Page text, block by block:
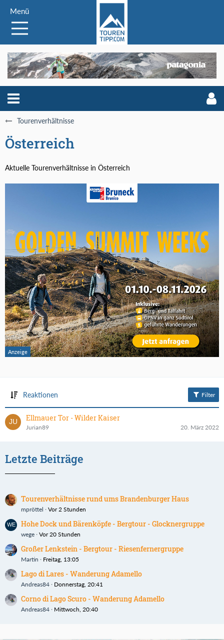
Menü
Tourenverhältnisse
Österreich
Aktuelle Tourenverhältnisse in Österreich
Reaktionen Filter
Ellmauer Tor - Wilder Kaiser
Jurian89 20. März 2022
Letzte Beiträge
Tourenverhältnisse rund ums Brandenburger Haus
mpröttel Vor 2 Stunden
Hohe Dock und Bärenköpfe - Bergtour - Glocknergruppe
wege Vor 20 Stunden
Großer Lenkstein - Bergtour - Riesenfernergruppe
Martin Freitag, 13:05
Lago di Lares - Wanderung Adamello
Andreas84 Donnerstag, 20:41
Corno di Lago Scuro - Wanderung Adamello
Andreas84 Mittwoch, 20:40